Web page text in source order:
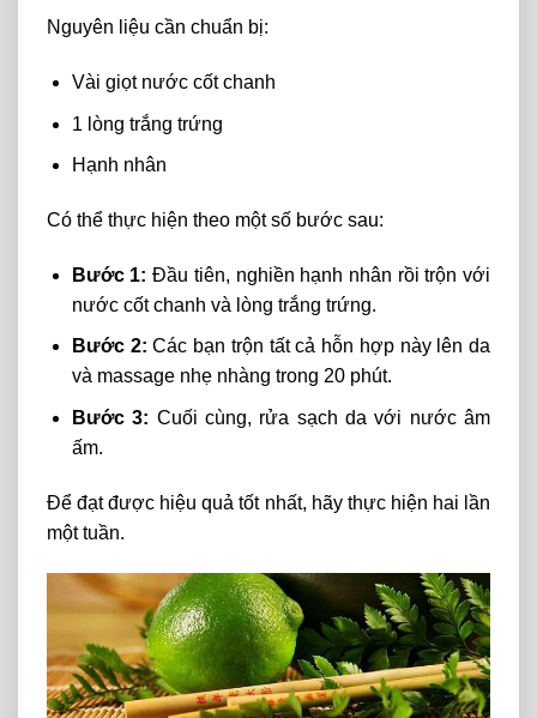
Nguyên liệu cần chuẩn bị:
Vài giọt nước cốt chanh
1 lòng trắng trứng
Hạnh nhân
Có thể thực hiện theo một số bước sau:
Bước 1: Đầu tiên, nghiền hạnh nhân rồi trộn với
nước cốt chanh và lòng trắng trứng.
Bước 2: Các bạn trộn tất cả hỗn hợp này lên da
và massage nhẹ nhàng trong 20 phút.
Bước 3: Cuối cùng, rửa sạch da với nước âm
ấm.
Để đạt được hiệu quả tốt nhất, hãy thực hiện hai lần
một tuần.